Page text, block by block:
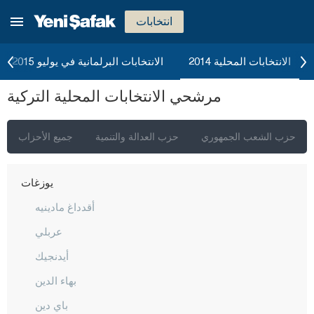
انتخابات
الانتخابات البرلمانية في يوليو 2015 الانتخابات المحلية 2014
مرشحي الانتخابات المحلية التركية
جميع الأحزاب حزب العدالة والتنمية حزب الشعب الجمهوري
توكات
طرابزون
طونجالي
أوشاك
يالوفا
يوزغات
أقدداغ مادينيه
عربلي
أيدنجيك
بهاء الدين
باي دين